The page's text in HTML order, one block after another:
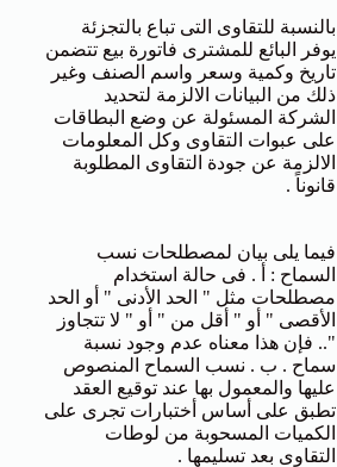
بالنسبة للتقاوى التى تباع بالتجزئة
يوفر البائع للمشترى فاتورة بيع تتضمن
تاريخ وكمية وسعر واسم الصنف وغير
ذلك من البيانات الالزمة لتحديد
الشركة المسئولة عن وضع البطاقات
على عبوات التقاوى وكل المعلومات
الالزمة عن جودة التقاوى المطلوبة
قانوناً .
فيما يلى بيان لمصطلحات نسب
السماح : أ . فى حالة استخدام
مصطلحات مثل " الحد الأدنى " أو الحد
الأقصى " أو " أقل من " أو " لا تتجاوز
".. فإن هذا معناه عدم وجود نسبة
سماح . ب . نسب السماح المنصوص
عليها والمعمول بها عند توقيع العقد
تطبق على أساس أختبارات تجرى على
الكميات المسحوبة من لوطات
التقاوى بعد تسليمها .